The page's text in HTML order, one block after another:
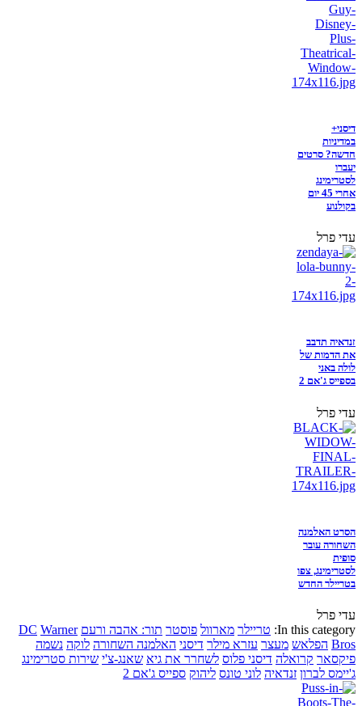
דיסני+
במדיניות
חדשה? סרטים
יעברו
לסטרימינג
אחרי 45 יום
בקולנוע
עדי פרל
זנדאיה תדבב
את הדמות של
לולה באני
בספייס ג'אם 2
עדי פרל
הסרט האלמנה
השחורה עובר
סופית
לסטרימינג, צפו
בטריילר החדש
עדי פרל
In this category: טריילר מארוול פוסטר תור: אהבה ורעם DC Warner
Bros הפלאש מעצר עזרא מילר דיסני האלמנה השחורה לוקה נשמה
פיקסאר קרואלה דיסני פלוס לשחרר את גיא שאנג-צ'י שירות סטרימינג
ג'יימס לברון זנדאיה לוני טונס ליהוק ספייס ג'אם 2